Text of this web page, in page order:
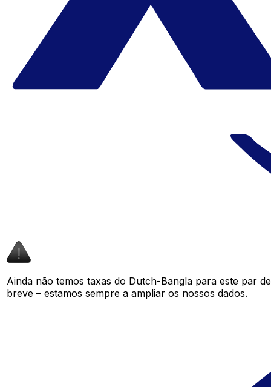
Ainda não temos taxas do Dutch-Bangla para este par
breve – estamos sempre a ampliar os nossos dados.